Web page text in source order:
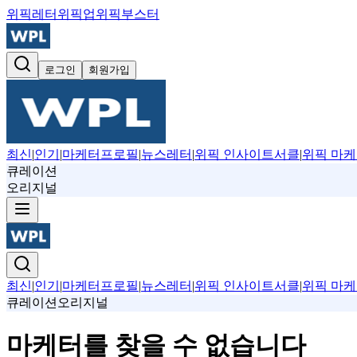
위픽레터 위픽업위픽부스터
로그인 회원가입
최신|인기 |마케터프로필|뉴스레터 |위픽 인사이트서클|위픽 마케
큐레이션
오리지널
최신|인기 |마케터프로필|뉴스레터 |위픽 인사이트서클|위픽 마케
큐레이션 오리지널
마케터를 찾을 수 없습니다